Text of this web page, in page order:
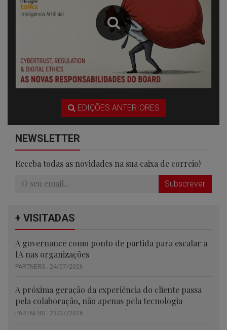
EDIÇÕES ANTERIORES
NEWSLETTER
Receba todas as novidades na sua caixa de correio!
Subscrever
+ VISITADAS
A governance como ponto de partida para escalar a
IA nas organizações
PARTNERS . 24/07/2026
A próxima geração da experiência do cliente passa
pela colaboração, não apenas pela tecnologia
PARTNERS . 23/07/2026